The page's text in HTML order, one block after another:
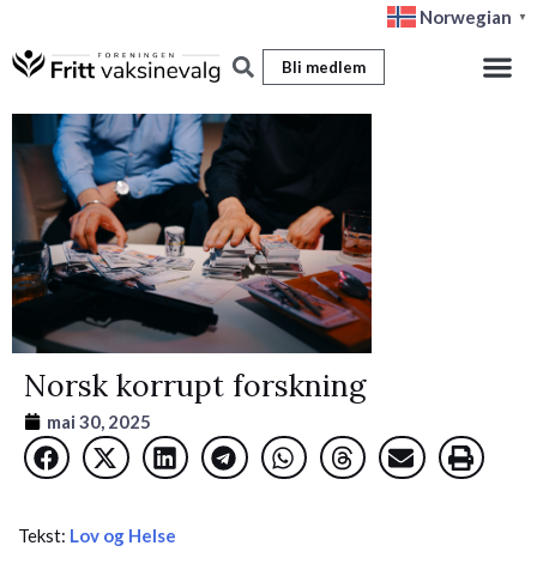
til
Norwegian ▼
Bli medlem
Norsk korrupt forskning
mai 30, 2025
Tekst: Lov og Helse